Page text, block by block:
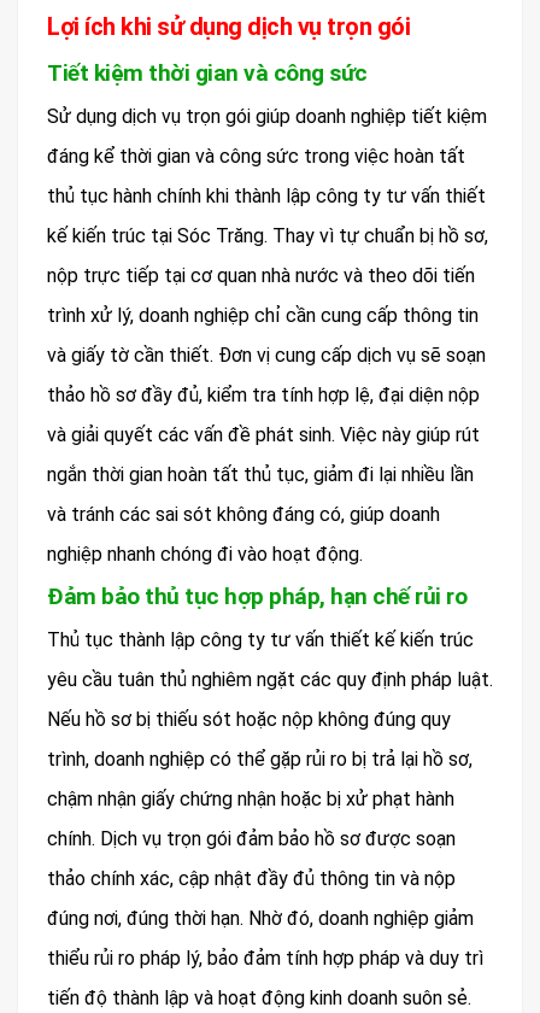
Lợi ích khi sử dụng dịch vụ trọn gói
Tiết kiệm thời gian và công sức
Sử dụng dịch vụ trọn gói giúp doanh nghiệp tiết kiệm
đáng kể thời gian và công sức trong việc hoàn tất
thủ tục hành chính khi thành lập công ty tư vấn thiết
kế kiến trúc tại Sóc Trăng. Thay vì tự chuẩn bị hồ sơ,
nộp trực tiếp tại cơ quan nhà nước và theo dõi tiến
trình xử lý, doanh nghiệp chỉ cần cung cấp thông tin
và giấy tờ cần thiết. Đơn vị cung cấp dịch vụ sẽ soạn
thảo hồ sơ đầy đủ, kiểm tra tính hợp lệ, đại diện nộp
và giải quyết các vấn đề phát sinh. Việc này giúp rút
ngắn thời gian hoàn tất thủ tục, giảm đi lại nhiều lần
và tránh các sai sót không đáng có, giúp doanh
nghiệp nhanh chóng đi vào hoạt động.
Đảm bảo thủ tục hợp pháp, hạn chế rủi ro
Thủ tục thành lập công ty tư vấn thiết kế kiến trúc
yêu cầu tuân thủ nghiêm ngặt các quy định pháp luật.
Nếu hồ sơ bị thiếu sót hoặc nộp không đúng quy
trình, doanh nghiệp có thể gặp rủi ro bị trả lại hồ sơ,
chậm nhận giấy chứng nhận hoặc bị xử phạt hành
chính. Dịch vụ trọn gói đảm bảo hồ sơ được soạn
thảo chính xác, cập nhật đầy đủ thông tin và nộp
đúng nơi, đúng thời hạn. Nhờ đó, doanh nghiệp giảm
thiểu rủi ro pháp lý, bảo đảm tính hợp pháp và duy trì
tiến độ thành lập và hoạt động kinh doanh suôn sẻ.